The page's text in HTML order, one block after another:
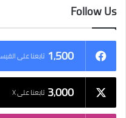
Follow Us
1٬500 تابعنا على
3٬000 تابعنا على X